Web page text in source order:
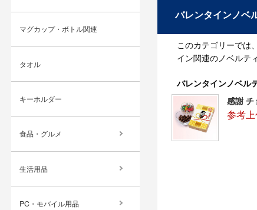
バレンタインノベ
このカテゴリーでは
イン関連のノベルテ
バレンタインノベル
感謝 チ
参考
マグカップ・ボトル関連
タオル
キーホルダー
食品・グルメ
生活用品
PC・モバイル用品